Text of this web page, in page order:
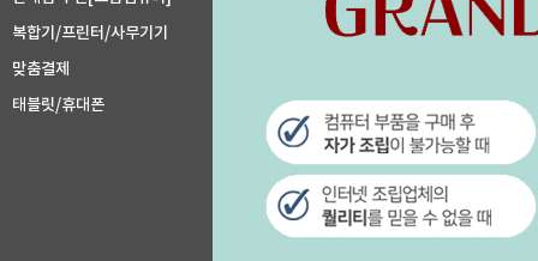
복합기/프린터/사무기기
맞춤결제
태블릿/휴대폰